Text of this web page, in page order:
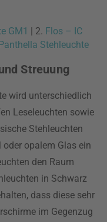
GM1 | 2. Flos – IC
Stehleuchte
Streuung
wird unterschiedlich
Leseleuchten sowie
Stehleuchten
opalem Glas ein
den Raum
in Schwarz
dass diese sehr
im Gegenzug